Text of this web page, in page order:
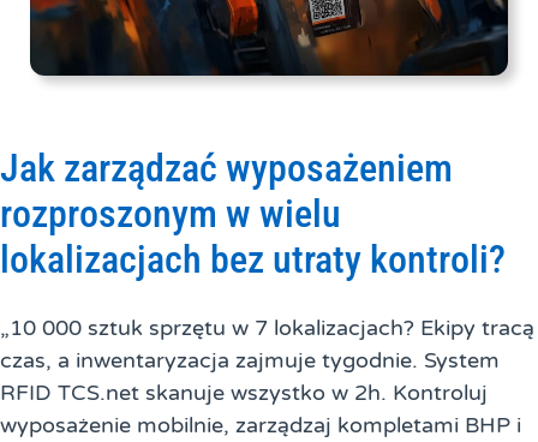
Jak zarządzać wyposażeniem
rozproszonym w wielu
lokalizacjach bez utraty kontroli?
„10 000 sztuk sprzętu w 7 lokalizacjach? Ekipy tracą
czas, a inwentaryzacja zajmuje tygodnie. System
RFID TCS.net skanuje wszystko w 2h. Kontroluj
wyposażenie mobilnie, zarządzaj kompletami BHP i